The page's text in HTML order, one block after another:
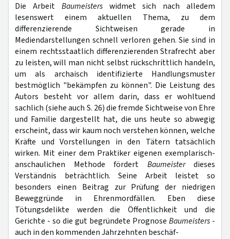
Die Arbeit Baumeisterswidmet sich nach alledem
lesenswert einem aktuellen Thema, zu dem
differenzierende Sichtweisen gerade in
Mediendarstellungen schnell verloren gehen. Sie sind in
einem rechtsstaatlich differenzierenden Strafrecht aber
zu leisten, will man nicht selbst rückschrittlich handeln,
um als archaisch identifizierte Handlungsmuster
bestmöglich "bekämpfen zu können". Die Leistung des
Autors besteht vor allem darin, dass er wohltuend
sachlich (siehe auch S. 26) die fremde Sichtweise von Ehre
und Familie dargestellt hat, die uns heute so abwegig
erscheint, dass wir kaum noch verstehen können, welche
Kräfte und Vorstellungen in den Tätern tatsächlich
wirken. Mit einer dem Praktiker eigenen exemplarisch-
anschaulichen Methode fördert Baumeisterdieses
Verständnis beträchtlich. Seine Arbeit leistet so
besonders einen Beitrag zur Prüfung der niedrigen
Beweggründe in Ehrenmordfällen. Eben diese
Tötungsdelikte werden die Öffentlichkeit und die
Gerichte - so die gut begründete Prognose Baumeisters -
auch in den kommenden Jahrzehnten beschäf-